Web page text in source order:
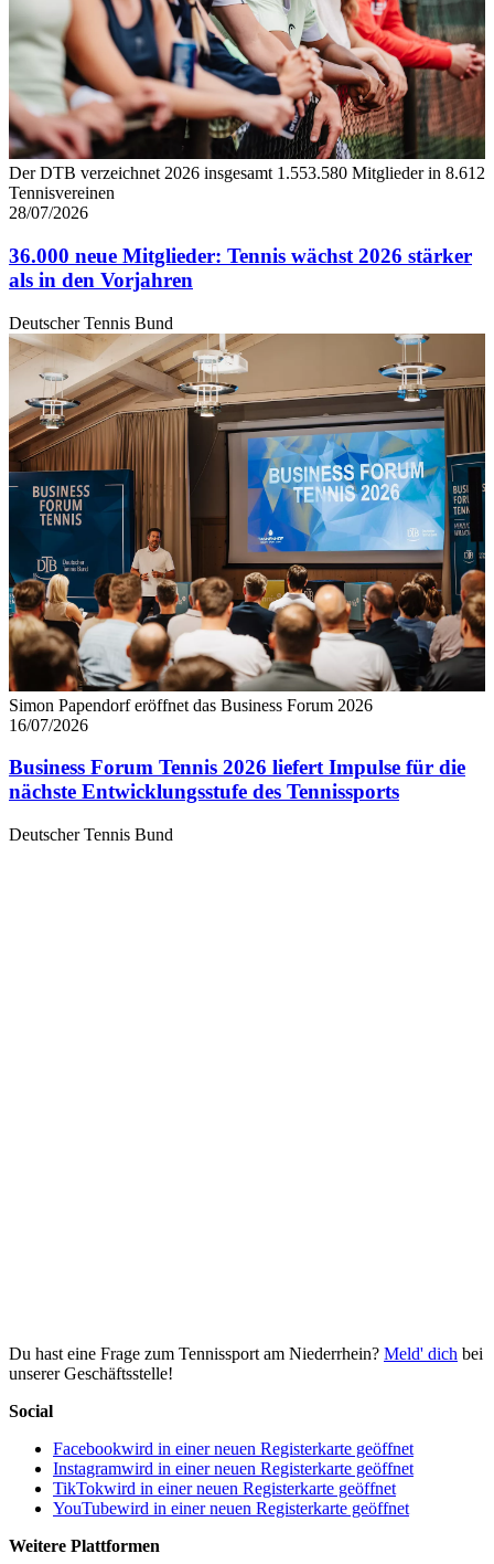
Der DTB verzeichnet 2026 insgesamt 1.553.580 Mitglieder in 8.612
Tennisvereinen
28/07/2026
36.000 neue Mitglieder: Tennis wächst 2026 stärker
als in den Vorjahren
Deutscher Tennis Bund
Simon Papendorf eröffnet das Business Forum 2026
16/07/2026
Business Forum Tennis 2026 liefert Impulse für die
nächste Entwicklungsstufe des Tennissports
Deutscher Tennis Bund
Du hast eine Frage zum Tennissport am Niederrhein? Meld' dich bei
unserer Geschäftsstelle!
Social
Facebookwird in einer neuen Registerkarte geöffnet
Instagramwird in einer neuen Registerkarte geöffnet
TikTokwird in einer neuen Registerkarte geöffnet
YouTubewird in einer neuen Registerkarte geöffnet
Weitere Plattformen